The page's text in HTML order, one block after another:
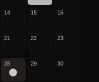
14 15 16
21 22 23
28 29 30